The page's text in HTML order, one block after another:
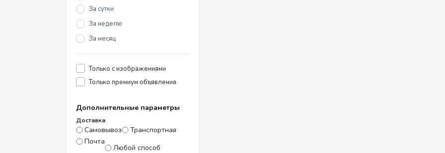
За сутки
За неделю
За месяц
Только с изображениями
Только премиум объявления
Дополнительные параметры
Доставка
Самовывоз
Транспортная
Почта
Любой способ